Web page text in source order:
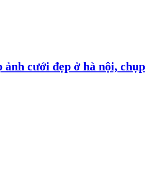
cưới đẹp ở hà nội, chụp